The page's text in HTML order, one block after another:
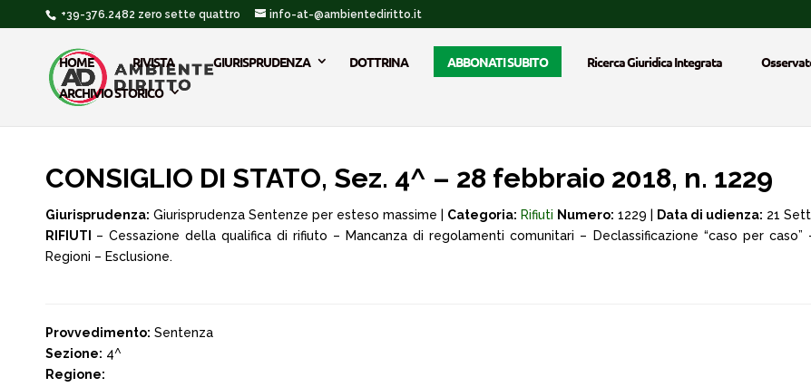
+39-376.2482 zero sette quattro info-at-@ambientediritto.it
HOME RIVISTA GIURISPRUDENZA DOTTRINA ABBONATI SUBITO Ricerca Giuridica Integrata
ARCHIVIO STORICO
CONSIGLIO DI STATO, Sez. 4^ – 28 febbraio 2018, n. 1229
Giurisprudenza: Giurisprudenza Sentenze per esteso massime | Categoria: Rifiuti Numero: 1229 | Data di udienza: 21
RIFIUTI – Cessazione della qualifica di rifiuto – Mancanza di regolamenti comunitari – Declassificazione “caso per
Regioni – Esclusione.
Provvedimento: Sentenza
Sezione: 4^
Regione: